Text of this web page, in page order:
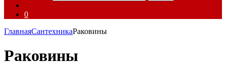
0
ГлавнаяСантехникаРаковины
Раковины